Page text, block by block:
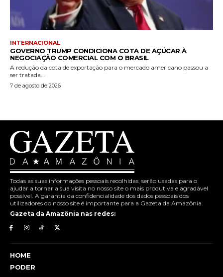
INTERNACIONAL
GOVERNO TRUMP CONDICIONA COTA DE AÇÚCAR À
NEGOCIAÇÃO COMERCIAL COM O BRASIL
A redução da cota de exportação para o mercado americano passou a
ser tratada...
7 de agosto de 2026
Todas as suas informações pessoais recolhidas, serão usadas para o
ajudar a tornar a sua visita no nosso site o mais produtiva e agradável
possível. A garantia da confidencialidade dos dados pessoais dos
utilizadores do nosso site é importante para a Gazeta da Amazônia.
Gazeta da Amazônia nas redes:
HOME
PODER